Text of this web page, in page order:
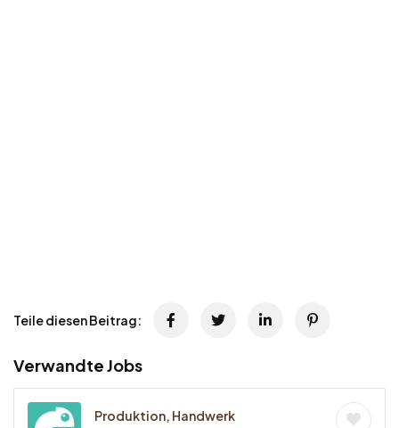
Teile diesen Beitrag:
Verwandte Jobs
Produktion, Handwerk